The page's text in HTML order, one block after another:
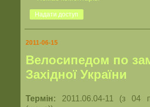
Надати доступ
2011-06-15
Велосипедом по
Західної України
Термін: 2011.06.04-11 (з 04